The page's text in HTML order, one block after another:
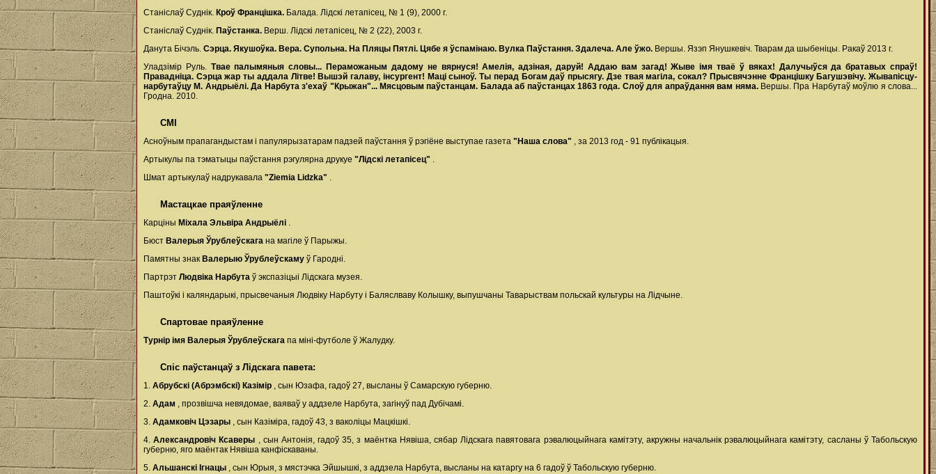
Станіслаў Суднік. Кроў Францішка. Балада. Лідскі летапісец, № 1 (9), 2000 г.
Станіслаў Суднік. Паўстанка. Верш. Лідскі летапісец, № 2 (22), 2003 г.
Данута Бічэль. Сэрца. Якушоўка. Вера. Супольна. На Пляцы Пятлі. Цябе я ўспамінаю. Вулка Паўстання. Здалеча. Але ўжо. Вершы. Язэп Янушкевіч. Тварам да шыбеніцы. Ракаў 2013 г.
Уладзімір Руль. Твае палымяныя словы... Пераможаным дадому не вярнуся! Амелія, адзіная, даруй! Аддаю вам загад! Жыве імя тваё ў вяках! Далучыўся да братавых спраў!
Правадніца. Сэрца жар ты аддала Літве! Вышэй галаву, інсургент! Маці сыноў. Ты перад Богам даў прысягу. Дзе твая магіла, сокал? Прысвячэнне Францішку Багушэвічу. Жывапісцу-
нарбутаўцу М. Андрыёлі. Да Нарбута з'ехаў "Крыжан"... Мясцовым паўстанцам. Балада аб паўстанцах 1863 года. Слоў для апраўдання вам няма. Вершы. Пра Нарбутаў моўлю я слова...
Гродна. 2010.
СМІ
Асноўным прапагандыстам і папулярызатарам падзей паўстання ў рэгіёне выступае газета "Наша слова" , за 2013 год - 91 публікацыя.
Артыкулы па тэматыцы паўстання рэгулярна друкуе "Лідскі летапісец" .
Шмат артыкулаў надрукавала "Ziemia Lidzka" .
Мастацкае праяўленне
Карціны Міхала Эльвіра Андрыёлі .
Бюст Валерыя Ўрублеўскага на магіле ў Парыжы.
Памятны знак Валерыю Ўрублеўскаму ў Гародні.
Партрэт Людвіка Нарбута ў экспазіцыі Лідскага музея.
Паштоўкі і каляндарыкі, прысвечаныя Людвіку Нарбуту і Баляслваву Колышку, выпушчаны Таварыствам польскай культуры на Лідчыне.
Спартовае праяўленне
Турнір імя Валерыя Ўрублеўскага па міні-футболе ў Жалудку.
Спіс паўстанцаў з Лідскага павета:
1. Абрубскі (Абрэмбскі) Казімір , сын Юзафа, гадоў 27, высланы ў Самарскую губерню.
2. Адам , прозвішча невядомае, ваяваў у аддзеле Нарбута, загінуў пад Дубічамі.
3. Адамковіч Цэзары , сын Казіміра, гадоў 43, з ваколіцы Мацкішкі.
4.Александровіч Ксаверы , сын Антонія, гадоў 35, з маёнтка Нявіша, сябар Лідскага павятовага рэвалюцыйнага камітэту, акружны начальнік рэвалюцыйнага камітэту, сасланы ў Табольскую
губерню, яго маёнтак Нявіша канфіскаваны.
5. Альшанскі Ігнацы , сын Юрыя, з мястэчка Эйшышкі, з аддзела Нарбута, высланы на катаргу на 6 гадоў ў Табольскую губерню.